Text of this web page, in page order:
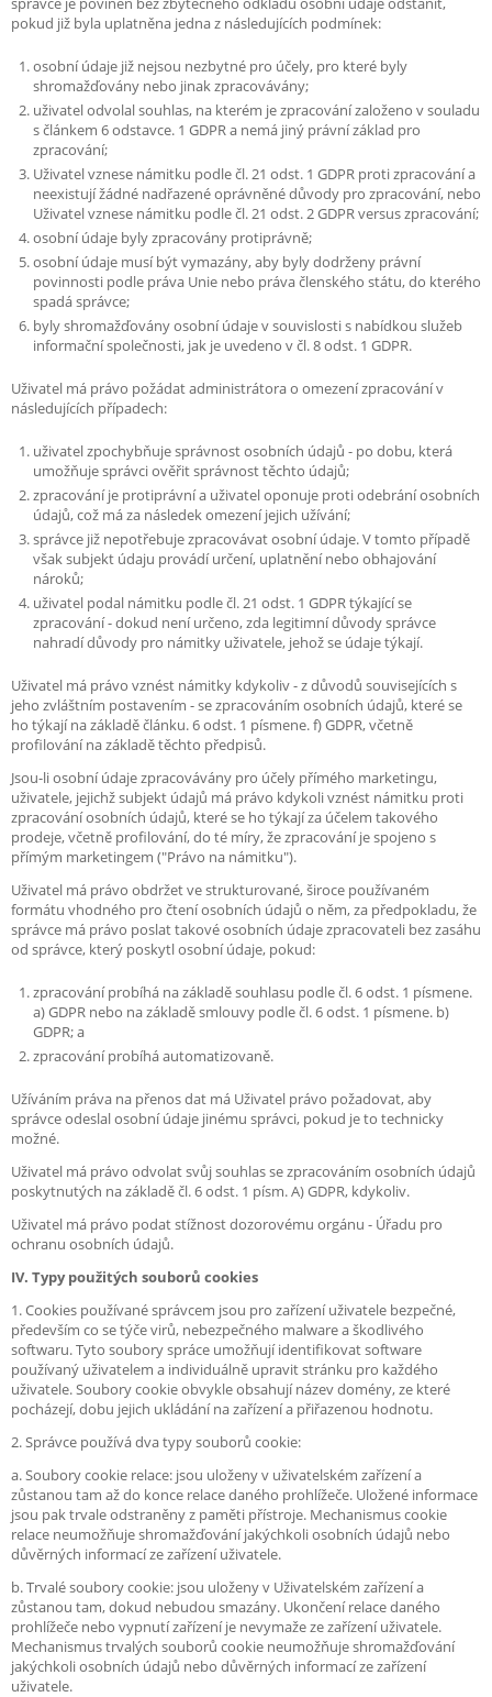
pokud již byla uplatněna jedna z následujících podmínek:
osobní údaje již nejsou nezbytné pro účely, pro které byly
shromažďovány nebo jinak zpracovávány;
uživatel odvolal souhlas, na kterém je zpracování založeno v souladu
s článkem 6 odstavce. 1 GDPR a nemá jiný právní základ pro
zpracování;
Uživatel vznese námitku podle čl. 21 odst. 1 GDPR proti zpracování a
neexistují žádné nadřazené oprávněné důvody pro zpracování, nebo
Uživatel vznese námitku podle čl. 21 odst. 2 GDPR versus zpracování;
osobní údaje byly zpracovány protiprávně;
osobní údaje musí být vymazány, aby byly dodrženy právní
povinnosti podle práva Unie nebo práva členského státu, do kterého
spadá správce;
byly shromažďovány osobní údaje v souvislosti s nabídkou služeb
informační společnosti, jak je uvedeno v čl. 8 odst. 1 GDPR.
Uživatel má právo požádat administrátora o omezení zpracování v
následujících případech:
uživatel zpochybňuje správnost osobních údajů - po dobu, která
umožňuje správci ověřit správnost těchto údajů;
zpracování je protiprávní a uživatel oponuje proti odebrání osobních
údajů, což má za následek omezení jejich užívání;
správce již nepotřebuje zpracovávat osobní údaje. V tomto případě
však subjekt údaju provádí určení, uplatnění nebo obhajování
nároků;
uživatel podal námitku podle čl. 21 odst. 1 GDPR týkající se
zpracování - dokud není určeno, zda legitimní důvody správce
nahradí důvody pro námitky uživatele, jehož se údaje týkají.
Uživatel má právo vznést námitky kdykoliv - z důvodů souvisejících s
jeho zvláštním postavením - se zpracováním osobních údajů, které se
ho týkají na základě článku. 6 odst. 1 písmene. f) GDPR, včetně
profilování na základě těchto předpisů.
Jsou-li osobní údaje zpracovávány pro účely přímého marketingu,
uživatele, jejichž subjekt údajů má právo kdykoli vznést námitku proti
zpracování osobních údajů, které se ho týkají za účelem takového
prodeje, včetně profilování, do té míry, že zpracování je spojeno s
přímým marketingem ("Právo na námitku").
Uživatel má právo obdržet ve strukturované, široce používaném
formátu vhodného pro čtení osobních údajů o něm, za předpokladu, že
správce má právo poslat takové osobních údaje zpracovateli bez zasáhu
od správce, který poskytl osobní údaje, pokud:
zpracování probíhá na základě souhlasu podle čl. 6 odst. 1 písmene.
a) GDPR nebo na základě smlouvy podle čl. 6 odst. 1 písmene. b)
GDPR; a
zpracování probíhá automatizovaně.
Užíváním práva na přenos dat má Uživatel právo požadovat, aby
správce odeslal osobní údaje jinému správci, pokud je to technicky
možné.
Uživatel má právo odvolat svůj souhlas se zpracováním osobních údajů
poskytnutých na základě čl. 6 odst. 1 písm. A) GDPR, kdykoliv.
Uživatel má právo podat stížnost dozorovému orgánu - Úřadu pro
ochranu osobních údajů.
IV. Typy použitých souborů cookies
1. Cookies používané správcem jsou pro zařízení uživatele bezpečné,
především co se týče virů, nebezpečného malware a škodlivého
softwaru. Tyto soubory spráce umožňují identifikovat software
používaný uživatelem a individuálně upravit stránku pro každého
uživatele. Soubory cookie obvykle obsahují název domény, ze které
pocházejí, dobu jejich ukládání na zařízení a přiřazenou hodnotu.
2. Správce používá dva typy souborů cookie:
a. Soubory cookie relace: jsou uloženy v uživatelském zařízení a
zůstanou tam až do konce relace daného prohlížeče. Uložené informace
jsou pak trvale odstraněny z paměti přístroje. Mechanismus cookie
relace neumožňuje shromažďování jakýchkoli osobních údajů nebo
důvěrných informací ze zařízení uživatele.
b. Trvalé soubory cookie: jsou uloženy v Uživatelském zařízení a
zůstanou tam, dokud nebudou smazány. Ukončení relace daného
prohlížeče nebo vypnutí zařízení je nevymaže ze zařízení uživatele.
Mechanismus trvalých souborů cookie neumožňuje shromažďování
jakýchkoli osobních údajů nebo důvěrných informací ze zařízení
uživatele.